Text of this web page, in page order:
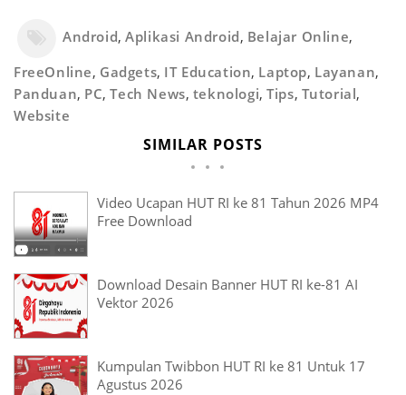
Android,Aplikasi Android, Belajar Online,
FreeOnline, Gadgets, IT Education, Laptop, Layanan,
Panduan, PC,Tech News, teknologi,Tips, Tutorial,
Website
SIMILAR POSTS
Video Ucapan HUT RI ke 81 Tahun 2026 MP4
Free Download
Download Desain Banner HUT RI ke-81 AI
Vektor 2026
Kumpulan Twibbon HUT RI ke 81 Untuk 17
Agustus 2026